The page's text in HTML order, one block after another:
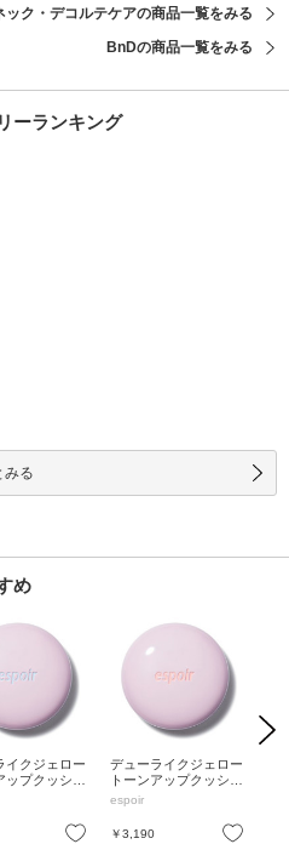
ック・デコルテケアの商品一覧をみる
BnDの商品一覧をみる
ーランキング
みる
め
り
イクジェロー
ップクッショ
/ PA+++ /
ルー / 15g
お気に入り
デューライクジェロー
トーンアップクッショ
ン / SPF50+ / PA+++ /
ヌーディーピーチ / 15
g
espoir
￥3,190
Next